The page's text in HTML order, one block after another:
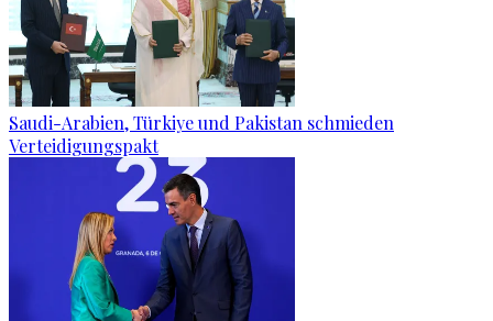
Saudi-Arabien, Türkiye und Pakistan schmieden
Verteidigungspakt